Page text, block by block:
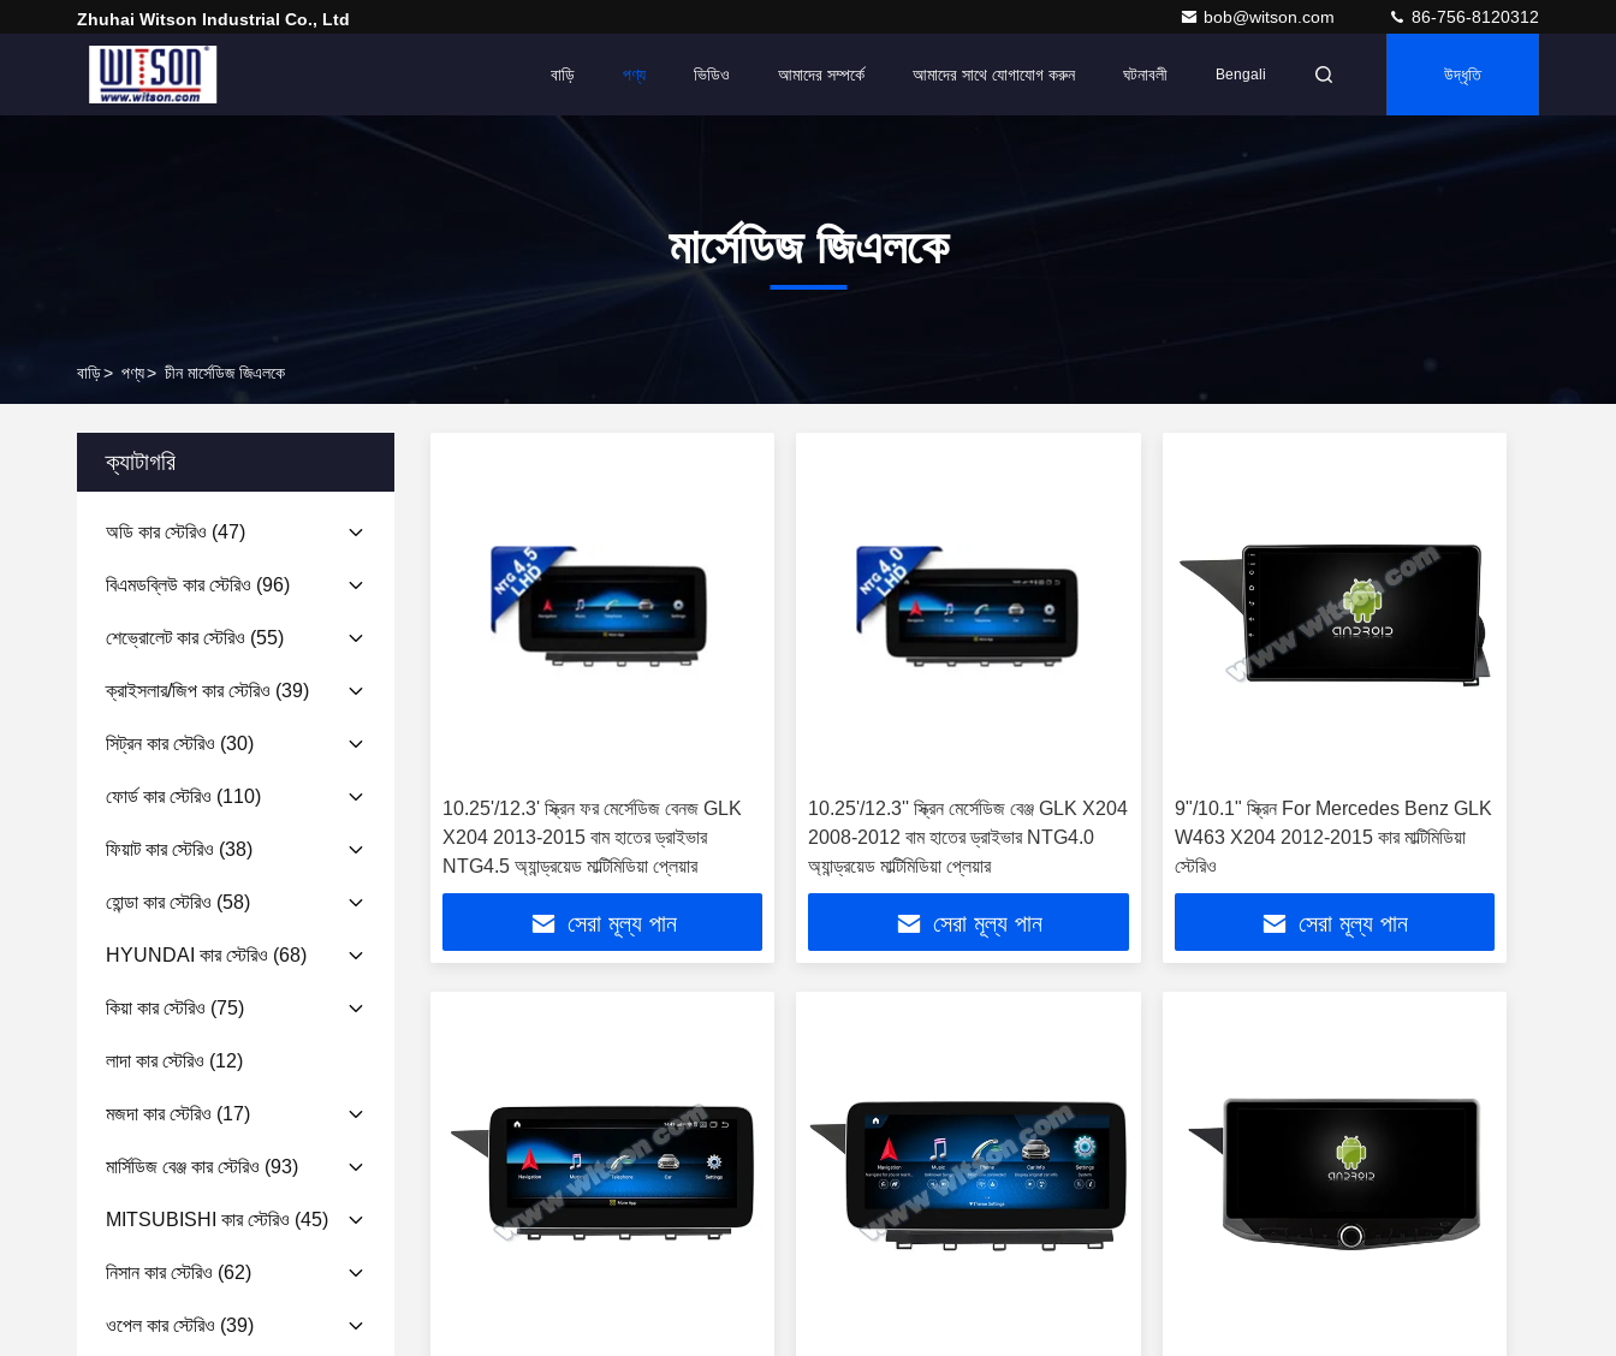
Zhuhai Witson Industrial Co., Ltd bob@witson.com 86-756-8120312
বাড়ি পণ্য ভিডিও আমাদের সম্পর্কে আমাদের সাথে যোগাযোগ করুন ঘটনাবলী Bengali উদ্ধৃতি
মার্সেডিজ জিএলকে
বাড়ি> পণ্য> চীন মার্সেডিজ জিএলকে
ক্যাটাগরি
অডি কার স্টেরিও (47)
বিএমডব্লিউ কার স্টেরিও (96)
শেভ্রোলেট কার স্টেরিও (55)
ক্রাইসলার/জিপ কার স্টেরিও (39)
সিট্রন কার স্টেরিও (30)
ফোর্ড কার স্টেরিও (110)
ফিয়াট কার স্টেরিও (38)
হোন্ডা কার স্টেরিও (58)
HYUNDAI কার স্টেরিও (68)
কিয়া কার স্টেরিও (75)
লাদা কার স্টেরিও (12)
মজদা কার স্টেরিও (17)
মার্সিডিজ বেঞ্জ কার স্টেরিও (93)
MITSUBISHI কার স্টেরিও (45)
নিসান কার স্টেরিও (62)
ওপেল কার স্টেরিও (39)
10.25'/12.3' স্ক্রিন ফর মের্সেডিজ বেনজ GLK
X204 2013-2015 বাম হাতের ড্রাইভার
NTG4.5 অ্যান্ড্রয়েড মাল্টিমিডিয়া প্লেয়ার
সেরা মূল্য পান
10.25'/12.3'' স্ক্রিন মের্সেডিজ বেঞ্জ GLK X204
2008-2012 বাম হাতের ড্রাইভার NTG4.0
অ্যান্ড্রয়েড মাল্টিমিডিয়া প্লেয়ার
সেরা মূল্য পান
9"/10.1" স্ক্রিন For Mercedes Benz GLK
W463 X204 2012-2015 কার মাল্টিমিডিয়া
স্টেরিও
সেরা মূল্য পান